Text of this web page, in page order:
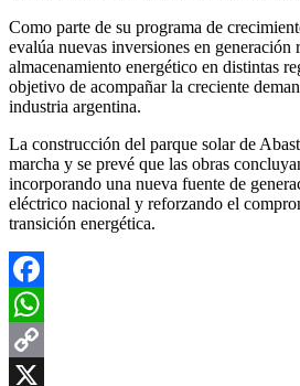
Como parte de su programa de
evalúa nuevas inversiones en generación
almacenamiento energético en distintas
objetivo de acompañar la creciente
industria argentina.
La construcción del parque solar de
marcha y se prevé que las obras
incorporando una nueva fuente de
eléctrico nacional y reforzando el
transición energética.
Facebook
WhatsApp
Copy